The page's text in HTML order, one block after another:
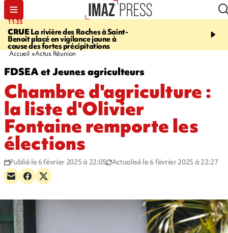
11:35
CRUELa rivière des Roches à Saint-
Benoit placé en vigilance jaune à
cause des fortes précipitations
11:57
Le
Papang a repris du
Accueil Actus Réunion
FDSEA et Jeunes agriculteurs
Chambre d'agriculture :
la liste d'Olivier
Fontaine remporte les
élections
Publié le 6 février 2025 à 22:05 Actualisé le 6 février 2025 à 22:27